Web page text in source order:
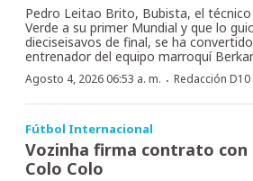
Pedro Leitao Brito, Bubista, el técnico
Verde a su primer Mundial y que lo
dieciseisavos de final, se ha
entrenador del equipo marroquí
Agosto 4, 2026 06:53 a. m. · Redacción D10
Fútbol Internacional
Vozinha firma contrato con
Colo Colo